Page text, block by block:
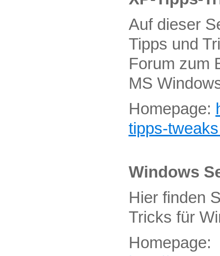
Auf dieser
Tipps und
Forum zum
MS
Homepage:
tipps-
Windows
Hier finden
Tricks für
Homepage: